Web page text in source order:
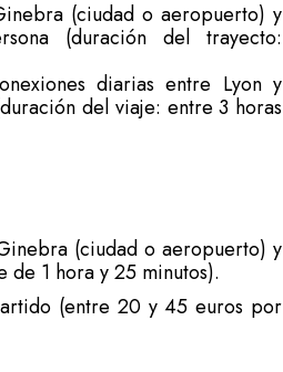
(ciudad o aeropuerto) y
(duración del trayecto:
diarias entre Lyon y
del viaje: entre 3 horas
(ciudad o aeropuerto) y
1 hora y 25 minutos).
(entre 20 y 45 euros por